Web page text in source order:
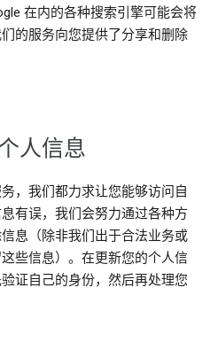
在内的各种搜索引擎可能会将
的服务向您提供了分享和删除
人信息
，我们都力求让您能够访问自
有误，我们会努力通过各种方
息（除非我们出于合法业务或
些信息）。在更新您的个人信
证自己的身份，然后再处理您